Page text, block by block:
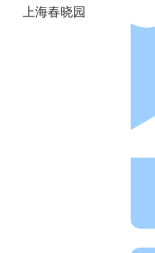
上海春晓园